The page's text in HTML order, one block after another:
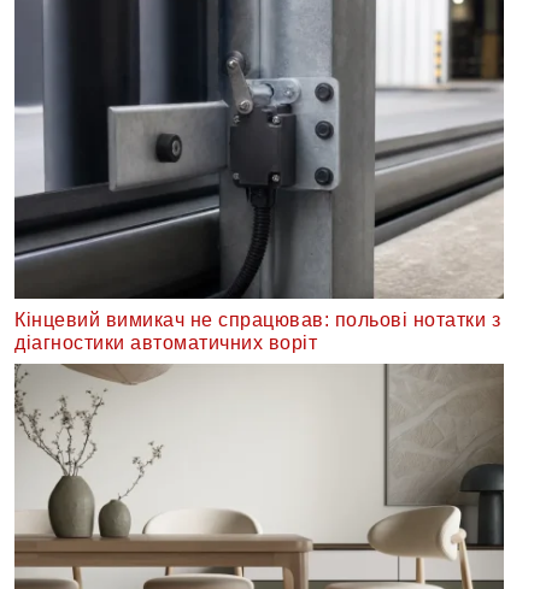
Кінцевий вимикач не спрацював: польові нотатки з
діагностики автоматичних воріт